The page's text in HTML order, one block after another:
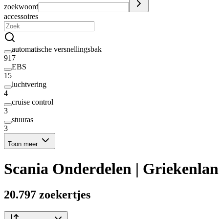
zoekwoord
accessoires
automatische versnellingsbak
917
EBS
15
luchtvering
4
cruise control
3
stuuras
3
Toon meer
Scania Onderdelen |
20.797 zoekertjes